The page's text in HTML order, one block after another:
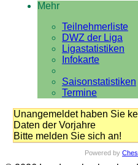
Mehr
Teilnehmerliste
DWZ der Liga
Ligastatistiken
Infokarte
Saisonstatistiken
Termine
Unangemeldet haben Sie
Daten der Vorjahre
Bitte melden Sie sich an!
Powered by